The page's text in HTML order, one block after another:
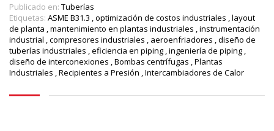
Publicado en: Tuberías
Etiquetas: ASME B31.3 ,optimización de costos industriales ,layout
de planta ,mantenimiento en plantas industriales ,instrumentación
industrial ,compresores industriales , aeroenfriadores ,diseño de
tuberías industriales ,eficiencia en piping ,ingeniería de piping ,
diseño de interconexiones ,Bombas centrífugas ,Plantas
Industriales ,Recipientes a Presión ,Intercambiadores de Calor